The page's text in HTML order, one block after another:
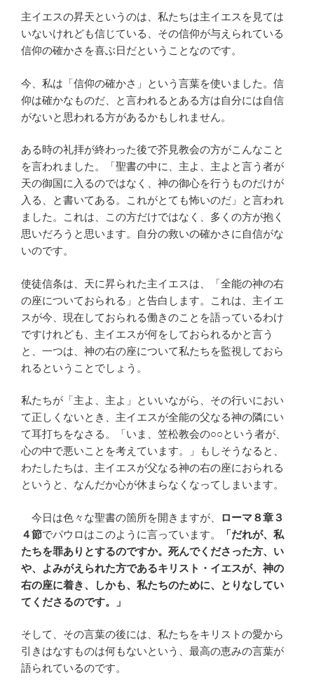
主イエスの昇天というのは、私たちは主イエスを見ては
いないけれども信じている、その信仰が与えられている
信仰の確かさを喜ぶ日だということなのです。
今、私は「信仰の確かさ」という言葉を使いました。信
仰は確かなものだ、と言われるとある方は自分には自信
がないと思われる方があるかもしれません。
ある時の礼拝が終わった後で芥見教会の方がこんなこと
を言われました。「聖書の中に、主よ、主よと言う者が
天の御国に入るのではなく、神の御心を行うものだけが
入る、と書いてある。これがとても怖いのだ」と言われ
ました。これは、この方だけではなく、多くの方が抱く
思いだろうと思います。自分の救いの確かさに自信がな
いのです。
使徒信条は、天に昇られた主イエスは、「全能の神の右
の座についておられる」と告白します。これは、主イエ
スが今、現在しておられる働きのことを語っているわけ
ですけれども、主イエスが何をしておられるかと言う
と、一つは、神の右の座について私たちを監視しておら
れるということでしょう。
私たちが「主よ、主よ」といいながら、その行いにおい
て正しくないとき、主イエスが全能の父なる神の隣にい
て耳打ちをなさる。「いま、笠松教会の○○という者が、
心の中で悪いことを考えています。」もしそうなると、
わたしたちは、主イエスが父なる神の右の座におられる
というと、なんだか心が休まらなくなってしまいます。
今日は色々な聖書の箇所を開きますが、
ローマ８章３
４節でパウロはこのように言っています。
「だれが、私
たちを罪ありとするのですか。死んでくださった方、い
や、よみがえられた方であるキリスト・イエスが、神の
右の座に着き、しかも、私たちのために、とりなしてい
てくださるのです。」
そして、その言葉の後には、私たちをキリストの愛から
引きはなすものは何もないという、最高の恵みの言葉が
語られているのです。